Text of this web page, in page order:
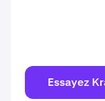
Essayez